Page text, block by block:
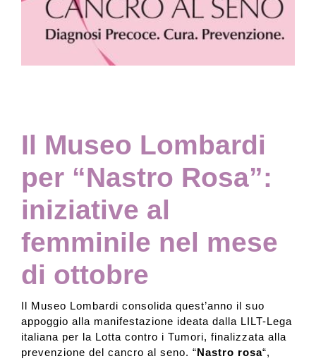
Contatti e biglietti
Dona
Cerca
Il Museo Lombardi
per “Nastro Rosa”:
iniziative al
femminile nel mese
di ottobre
Il Museo Lombardi consolida quest’anno il suo
appoggio alla manifestazione ideata dalla LILT-Lega
italiana per la Lotta contro i Tumori, finalizzata alla
prevenzione del cancro al seno. “Nastro rosa“,